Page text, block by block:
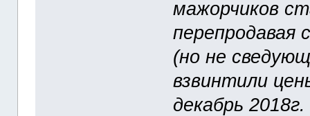
мажорчиков
(но не
взвинтили
декабрь